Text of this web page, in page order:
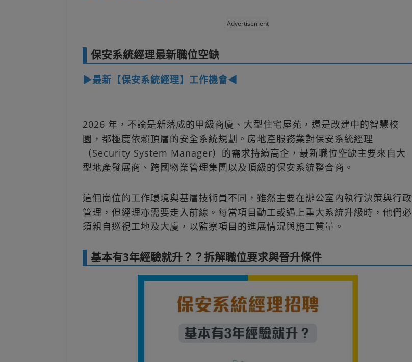
Advertisement
保安系統經理最新職位空缺
▶最新【保安系統經理】工作機會◀
2026 年，不論是新落成的甲級商廈、大型住宅屋苑，還是改建中的智慧校
園，都極度依賴頂層的安全系統規劃。房地產服務業對保安系統經理
（Security System Manager）的需求持續高企，最新職位空缺主要來自大
型地產發展商、跨國物業管理集團以及頂級的保安系統整合商。
這個崗位的工作環境與基層技術員不同，雖然主要在辦公室內執行決策與行政
管理，但經理亦需要走入前線。每當項目動工或遇上重大系統升級時，他們必
須親自巡視工地及大廈，以監察項目的進展情況與施工質量。
基本有3年經驗就升？？拆解職位要求與晉升條件